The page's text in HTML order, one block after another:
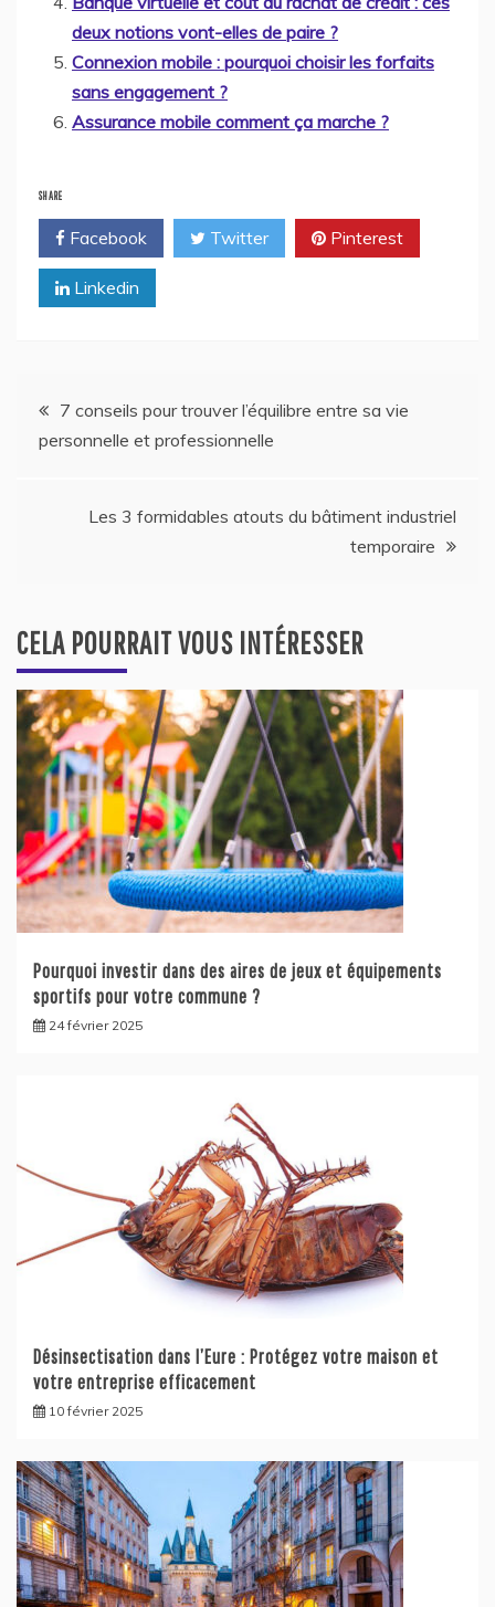
deux notions vont-elles de paire ?
Connexion mobile : pourquoi choisir les forfaits
sans engagement ?
Assurance mobile comment ça marche ?
SHARE
Facebook Twitter Pinterest
Linkedin
Navigation
de
l’article
7 conseils pour trouver l’équilibre entre sa vie
personnelle et professionnelle
Les 3 formidables atouts du bâtiment industriel
temporaire
CELA POURRAIT VOUS INTÉRESSER
Pourquoi investir dans des aires de jeux et équipements
sportifs pour votre commune ?
24 février 2025
Désinsectisation dans l’Eure : Protégez votre maison et
votre entreprise efficacement
10 février 2025